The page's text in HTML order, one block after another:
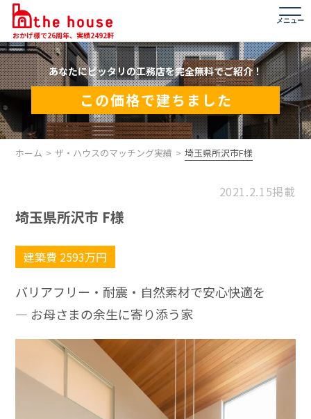
おかげ様で26周年、実績2492軒
メニュー
あなたにピッタリの工務店を完全無料でご紹介！
この価格で建ちました
ホーム ザ・ハウスのマッチング実績 埼玉県所沢市F様
2021.2.15掲載
埼玉県所沢市 F様
建築費 2593万円
バリアフリー・耐震・自然素材で安心快適を
― お母さまの余生に寄り添う家